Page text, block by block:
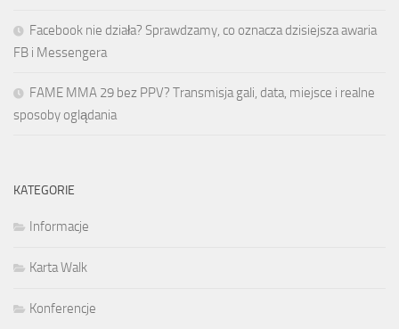
Facebook nie działa? Sprawdzamy, co oznacza dzisiejsza awaria
FB i Messengera
FAME MMA 29 bez PPV? Transmisja gali, data, miejsce i realne
sposoby oglądania
KATEGORIE
Informacje
Karta Walk
Konferencje